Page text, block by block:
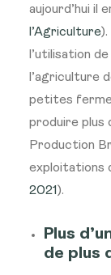
aujourd’hui il
l’Agriculture
l’utilisation
l’agriculture
petites
produire plus
Production
exploitations
2021 ).
Plus
de plus